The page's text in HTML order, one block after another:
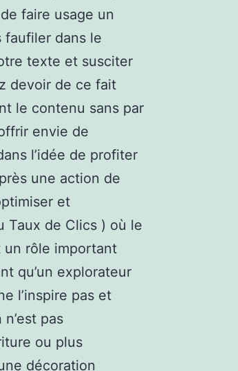
faire usage un
faufiler dans le
texte et susciter
devoir de ce fait
le contenu sans par
envie de
l’idée de profiter
une action de
et
Taux de Clics ) où le
un rôle important
qu’un explorateur
l’inspire pas et
pas
ou plus
décoration